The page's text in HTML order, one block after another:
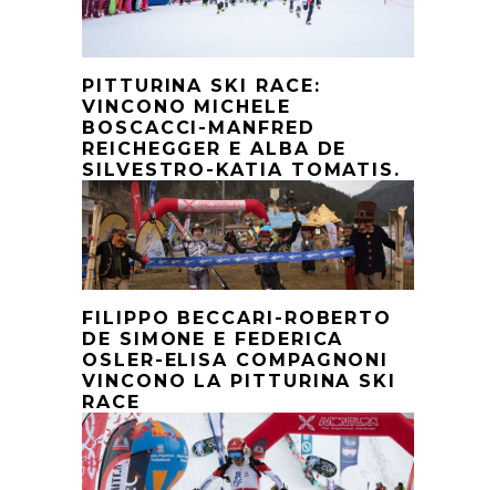
PITTURINA SKI RACE:
VINCONO MICHELE
BOSCACCI-MANFRED
REICHEGGER E ALBA DE
SILVESTRO-KATIA TOMATIS.
FILIPPO BECCARI-ROBERTO
DE SIMONE E FEDERICA
OSLER-ELISA COMPAGNONI
VINCONO LA PITTURINA SKI
RACE